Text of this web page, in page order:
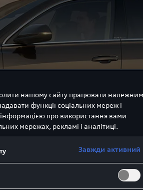
нашому сайту працювати належним
функції соціальних мереж і
про використання вами
мережах, рекламі і аналітиці.
Завжди активний